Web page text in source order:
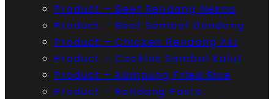
Product – Beef Rendang Nekna
Product – Beef Sambal Dendeng
Product – Chicken Rendang Aki
Product – Cockles Sambal Kalut
Product – Kampung Fried Rice
Product – Rendang Paste